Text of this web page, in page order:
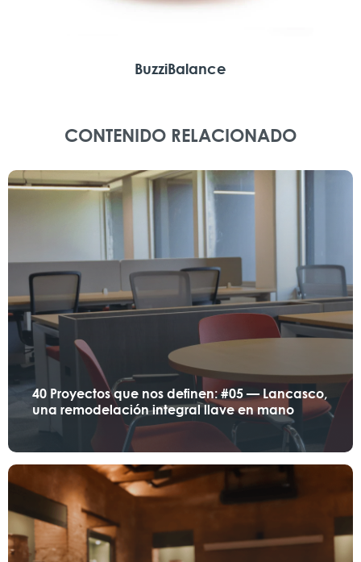
BuzziBalance
CONTENIDO RELACIONADO
40 Proyectos que nos definen: #05 — Lancasco,
una remodelación integral llave en mano